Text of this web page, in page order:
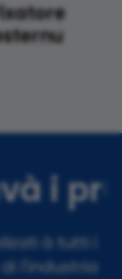
i
à tutti i
l'industria